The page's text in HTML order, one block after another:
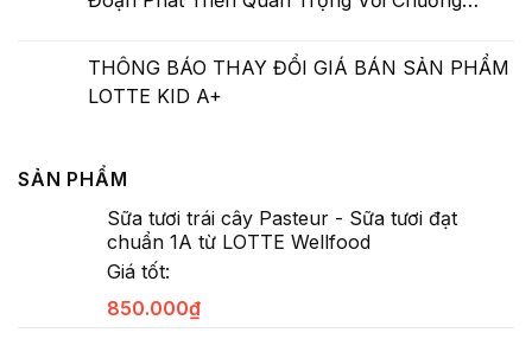
Mẽ”
THÔNG BÁO THAY ĐỔI GIÁ BÁN SẢN PHẨM
LOTTE KID A+
SẢN PHẨM
Sữa tươi trái cây Pasteur - Sữa tươi đạt
chuẩn 1A từ LOTTE Wellfood
Giá tốt:
850.000₫